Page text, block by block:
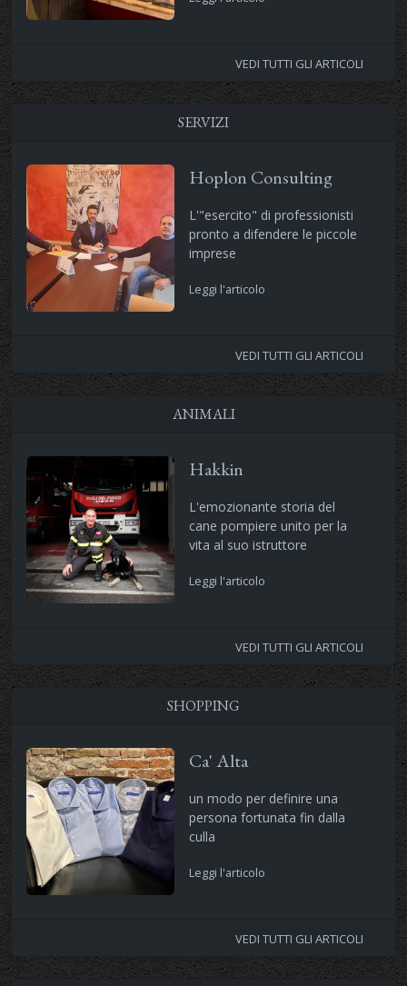
VEDI TUTTI GLI ARTICOLI
SERVIZI
Hoplon Consulting
L'"esercito" di professionisti
pronto a difendere le piccole
imprese
Leggi l'articolo
VEDI TUTTI GLI ARTICOLI
ANIMALI
Hakkin
L'emozionante storia del
cane pompiere unito per la
vita al suo istruttore
Leggi l'articolo
VEDI TUTTI GLI ARTICOLI
SHOPPING
Ca' Alta
un modo per definire una
persona fortunata fin dalla
culla
Leggi l'articolo
VEDI TUTTI GLI ARTICOLI